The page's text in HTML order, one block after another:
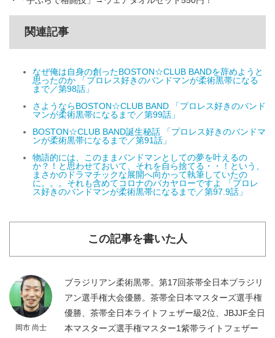
関連記事
なぜ俺は自身の創ったBOSTON☆CLUB BANDを辞めようと
思ったのか 「プロレス好きのバンドマンが柔術黒帯になる
まで／第98話」
さようならBOSTON☆CLUB BAND 「プロレス好きのバンド
マンが柔術黒帯になるまで／第99話」
BOSTON☆CLUB BAND誕生秘話 「プロレス好きのバンドマ
ンが柔術黒帯になるまで／第91話」
物語的には、このままバンドマンとしての夢を叶えるの
か？！と思わせておいて、それを自ら捨てる・・！という、
まさかのドラマチックな展開へ向かって執筆していたの
に。。。それも含めてコロナのバカヤローですよ 「プロレ
ス好きのバンドマンが柔術黒帯になるまで／第97.9話」
この記事を書いた人
岡市 尚士
ブラジリアン柔術黒帯。第17回茶帯全日本ブラジリ
アン選手権大会優勝。茶帯全日本マスターズ選手権
優勝、茶帯全日本ライトフェザー級2位、JBJJF全日
本マスターズ選手権マスター1紫帯ライトフェザー